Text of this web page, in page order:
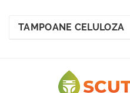
TAMPOANE CELULOZA